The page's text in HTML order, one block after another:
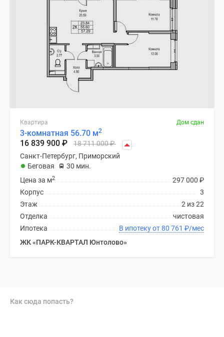
Квартира Дом сдан
3-комнатная 56.70 м2
16 839 900 ₽ 18 711 000₽
Санкт-Петербург, Приморский
Беговая
30 мин.
297 000 ₽
Цена за м2
3
Корпус
2 из 22
Этаж
чистовая
Отделка
В ипотеку от 80 761 ₽/мес
Ипотека
ЖК «ПАРК-КВАРТАЛ Юнтолово»
Как сюда попасть?